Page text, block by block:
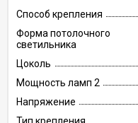
Способ крепления
Форма потолочного
светильника
Цоколь
Мощность ламп 2
Напряжение